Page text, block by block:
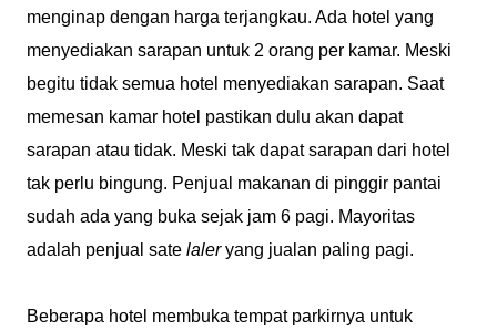
menginap dengan harga terjangkau. Ada hotel yang
menyediakan sarapan untuk 2 orang per kamar. Meski
begitu tidak semua hotel menyediakan sarapan. Saat
memesan kamar hotel pastikan dulu akan dapat
sarapan atau tidak. Meski tak dapat sarapan dari hotel
tak perlu bingung. Penjual makanan di pinggir pantai
sudah ada yang buka sejak jam 6 pagi. Mayoritas
adalah penjual sate laleryang jualan paling pagi.
Beberapa hotel membuka tempat parkirnya untuk